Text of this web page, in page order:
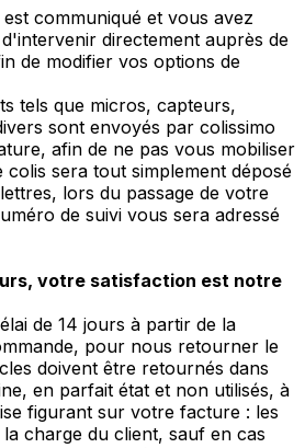
communiqué et vous avez
directement auprès de
de modifier vos options de
tels que micros, capteurs,
sont envoyés par colissimo
afin de ne pas vous mobiliser
colis sera tout simplement déposé
lors du passage de votre
de suivi vous sera adressé
votre satisfaction est notre
de 14 jours à partir de la
pour nous retourner le
doivent être retournés dans
en parfait état et non utilisés, à
figurant sur votre facture : les
charge du client, sauf en cas